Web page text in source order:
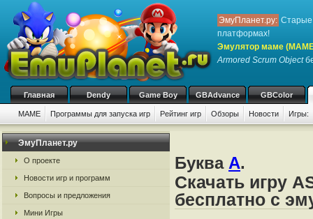
ЭмуПланет.ру: Старые
платформах!
Эмулятор маме
Armored Scrum Object
Главная Dendy Game Boy GBAdvance GBColor
MAME Программы для запуска игр Рейтинг игр Обзоры Новости Игры:
ЭмуПланет.ру
О проекте
Новости игр и программ
Вопросы и предложения
Мини Игры
Буква A.
Скачать игру
бесплатно с